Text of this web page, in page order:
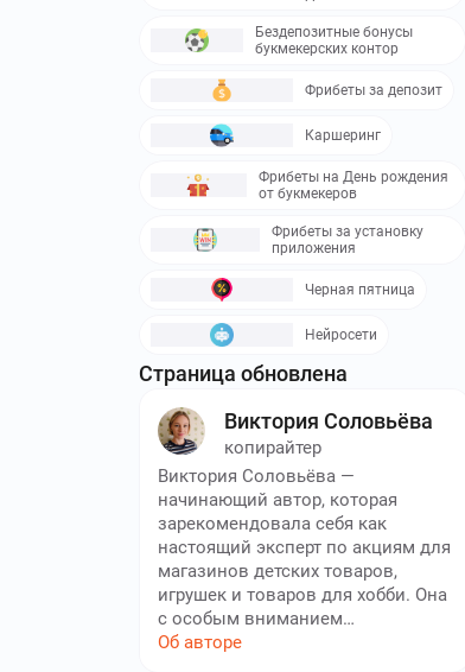
Бездепозитные бонусы
букмекерских контор
Фрибеты за депозит
Каршеринг
Фрибеты на День рождения
от букмекеров
Фрибеты за установку
приложения
Черная пятница
Нейросети
Страница обновлена
Виктория Соловьёва
копирайтер
Виктория Соловьёва —
начинающий автор, которая
зарекомендовала себя как
настоящий эксперт по акциям для
магазинов детских товаров,
игрушек и товаров для хобби. Она
с особым вниманием
отслеживает все акции и скидки,
Об авторе